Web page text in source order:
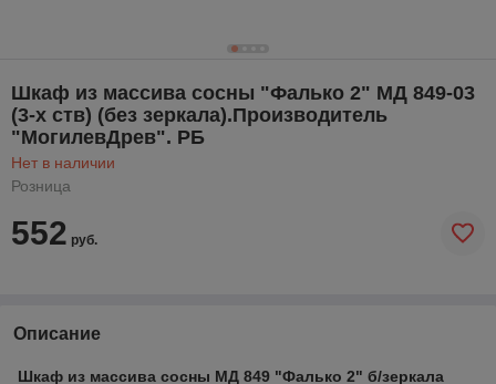
Шкаф из массива сосны "Фалько 2" МД 849-03
(3-х ств) (без зеркала).Производитель
"МогилевДрев". РБ
Нет в наличии
Розница
552 руб.
Описание
Шкаф из массива сосны МД 849 "Фалько 2" б/зеркала